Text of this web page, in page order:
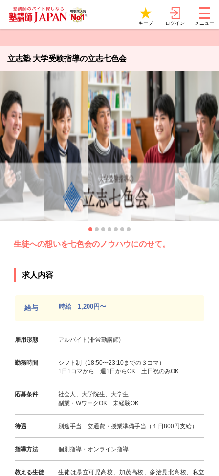
キープ ログイン メニュー
立志塾 大学受験指導の立志七色会
生徒への想いを七色会のノウハウにのせて。
求人内容
給与 時給 1,200円〜
雇用形態 アルバイト(非常勤講師)
勤務時間
シフト制（18:50〜23:10までの３コマ）
1日1コマから 週1日からOK 土日祝のみOK
応募条件
社会人、大学院生、大学生
副業・WワークOK 未経験OK
待遇 別途手当 交通費・授業準備手当（１日800円支給）
指導方法 個別指導・オンライン指導
教える生徒
生徒は県立可児高校、加茂高校、多治見北高校、私立